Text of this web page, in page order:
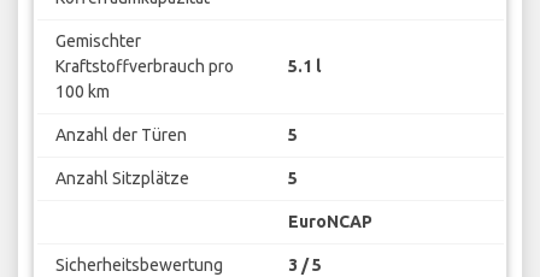
Gemischter
Kraftstoffverbrauch pro
100 km
5.1 l
Anzahl der Türen 5
Anzahl Sitzplätze 5
EuroNCAP
Sicherheitsbewertung 3 / 5